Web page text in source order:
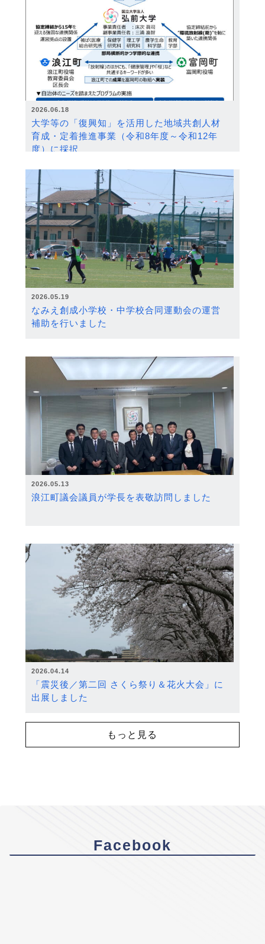
2026.06.18
大学等の「復興知」を活用した地域共創人材
育成・定着推進事業（令和8年度～令和12年
度）に採択
2026.05.19
なみえ創成小学校・中学校合同運動会の運営
補助を行いました
2026.05.13
浪江町議会議員が学長を表敬訪問しました
2026.04.14
「震災後／第二回 さくら祭り＆花火大会」に
出展しました
もっと見る
Facebook